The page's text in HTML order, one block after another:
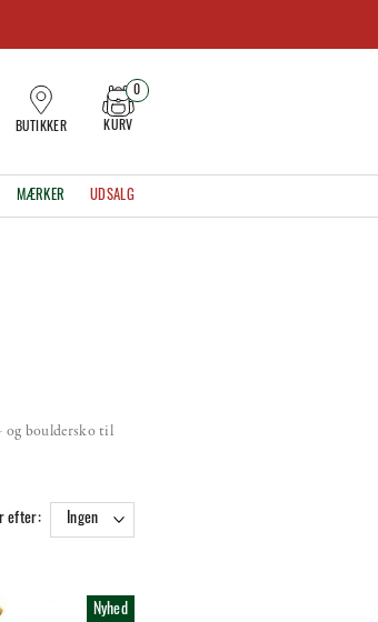
BUTIKKER KURV
0
MÆRKER UDSALG
og bouldersko til
efter: Ingen
Nyhed